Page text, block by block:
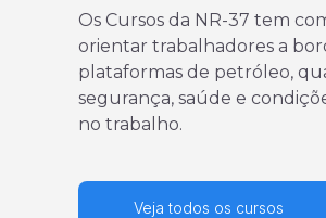
Os Cursos da NR-37 tem
orientar trabalhadores a
plataformas de petróleo,
segurança, saúde e
no trabalho.
Veja todos os cursos